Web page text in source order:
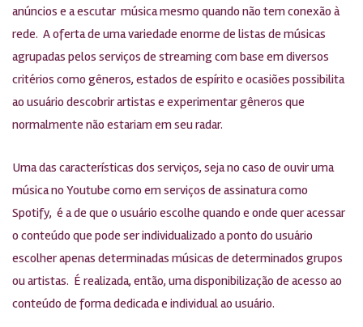
anúncios e a escutar música mesmo quando não tem conexão à
rede. A oferta de uma variedade enorme de listas de músicas
agrupadas pelos serviços de streaming com base em diversos
critérios como gêneros, estados de espírito e ocasiões possibilita
ao usuário descobrir artistas e experimentar gêneros que
normalmente não estariam em seu radar.
Uma das características dos serviços, seja no caso de ouvir uma
música no Youtube como em serviços de assinatura como
Spotify, é a de que o usuário escolhe quando e onde quer acessar
o conteúdo que pode ser individualizado a ponto do usuário
escolher apenas determinadas músicas de determinados grupos
ou artistas. É realizada, então, uma disponibilização de acesso ao
conteúdo de forma dedicada e individual ao usuário.